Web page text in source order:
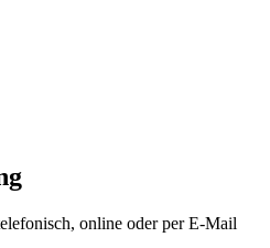
online oder per E-Mail